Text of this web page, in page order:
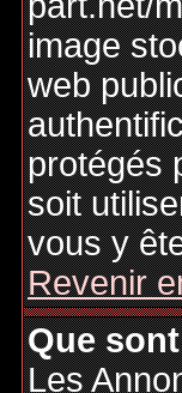
image
web
protégés
soit
vous y
Revenir
Que
Les